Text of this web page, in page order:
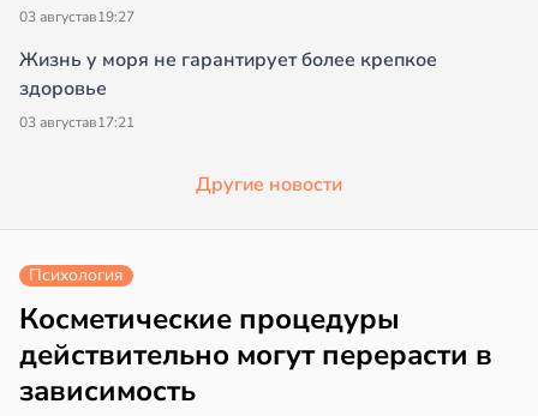
03 августав19:27
Жизнь у моря не гарантирует более крепкое
здоровье
03 августав17:21
Другие новости
Психология
Косметические процедуры
действительно могут перерасти в
зависимость